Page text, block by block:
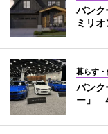
バン
ミリ
暮らす・
バンク
ー」